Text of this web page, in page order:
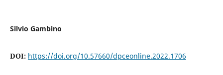
Silvio Gambino
DOI: https://doi.org/10.57660/dpceonline.2022.1706